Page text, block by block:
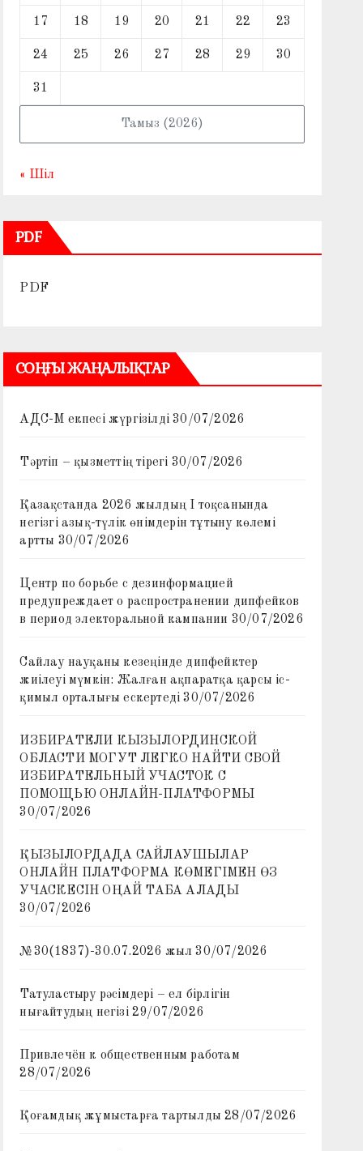
Тамыз (2026)
17 18 19 20 21 22 23
24 25 26 27 28 29 30
31
« Шіл
PDF
PDF
СОҢҒЫ ЖАҢАЛЫҚТАР
АДС-М екпесі жүргізілді 30/07/2026
Тәртіп – қызметтің тірегі 30/07/2026
Қазақстанда 2026 жылдың I тоқсанында
негізгі азық-түлік өнімдерін тұтыну көлемі
артты 30/07/2026
Центр по борьбе с дезинформацией
предупреждает о распространении дипфейков
в период электоральной кампании 30/07/2026
Сайлау науқаны кезеңінде дипфейктер
жиілеуі мүмкін: Жалған ақпаратқа қарсы іс-
қимыл орталығы ескертеді 30/07/2026
ИЗБИРАТЕЛИ КЫЗЫЛОРДИНСКОЙ
ОБЛАСТИ МОГУТ ЛЕГКО НАЙТИ СВОЙ
ИЗБИРАТЕЛЬНЫЙ УЧАСТОК С
ПОМОЩЬЮ ОНЛАЙН-ПЛАТФОРМЫ
30/07/2026
ҚЫЗЫЛОРДАДА САЙЛАУШЫЛАР
ОНЛАЙН ПЛАТФОРМА КӨМЕГІМЕН ӨЗ
УЧАСКЕСІН ОҢАЙ ТАБА АЛАДЫ
30/07/2026
№30(1837)-30.07.2026 жыл 30/07/2026
Татуластыру рәсімдері – ел бірлігін
нығайтудың негізі 29/07/2026
Привлечён к общественным работам
28/07/2026
Қоғамдық жұмыстарға тартылды 28/07/2026